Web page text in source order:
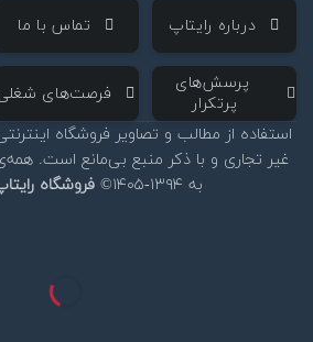
‌ درباره رایتاپ ‌ تماس با ما
‌ پرسش‌های
پرتکرار
فرصت‌های
استفاده از مطالب و تصاویر فروشگاه
غیر تجاری و با ذکر منبع بی‌مانع است.
به ۱۳۹۴-۱۴۰۵©
فروشگاه